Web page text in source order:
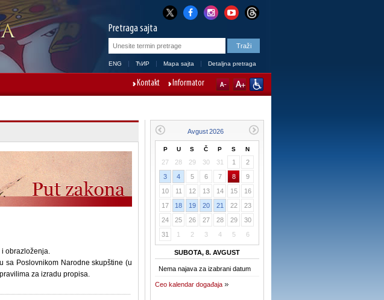
Pretraga sajta
ENG ЋИР Mapa sajta Detaljna pretraga
Kontakt Informator
i obrazloženja.
sa Poslovnikom Narodne skupštine (u
za izradu propisa.
P U S Č P S N
27 28 29 30 31 1
2
3
4 5 6 7 8
9
10
11 12 13 14 15
16
17
18 19 20 21 22
23
24
25 26 27 28 29
30
31
1 2 3 4 5 6
SUBOTA, 8. AVGUST
Nema najava za izabrani datum
Ceo kalendar događaja